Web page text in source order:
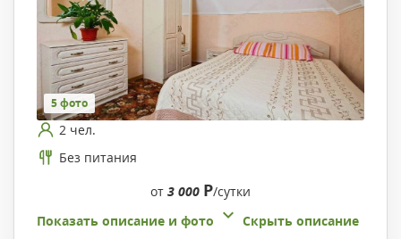
5 фото
2 чел.
Без питания
от 3 000 Р/сутки
Показать описание и фото
Скрыть описание